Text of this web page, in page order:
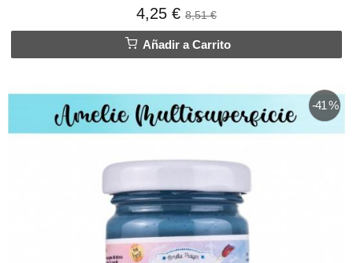
4,25 € 8,51 €
Añadir a Carrito
-41 %